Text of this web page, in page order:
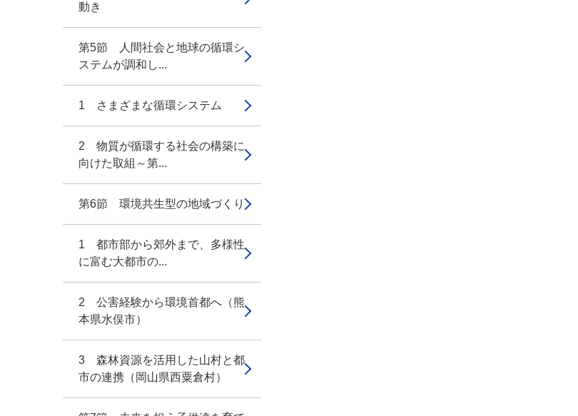
動き
第5節 人間社会と地球の循環シ
ステムが調和し...
1 さまざまな循環システム
2 物質が循環する社会の構築に
向けた取組～第...
第6節 環境共生型の地域づくり
1 都市部から郊外まで、多様性
に富む大都市の...
2 公害経験から環境首都へ（熊
本県水俣市）
3 森林資源を活用した山村と都
市の連携（岡山県西粟倉村）